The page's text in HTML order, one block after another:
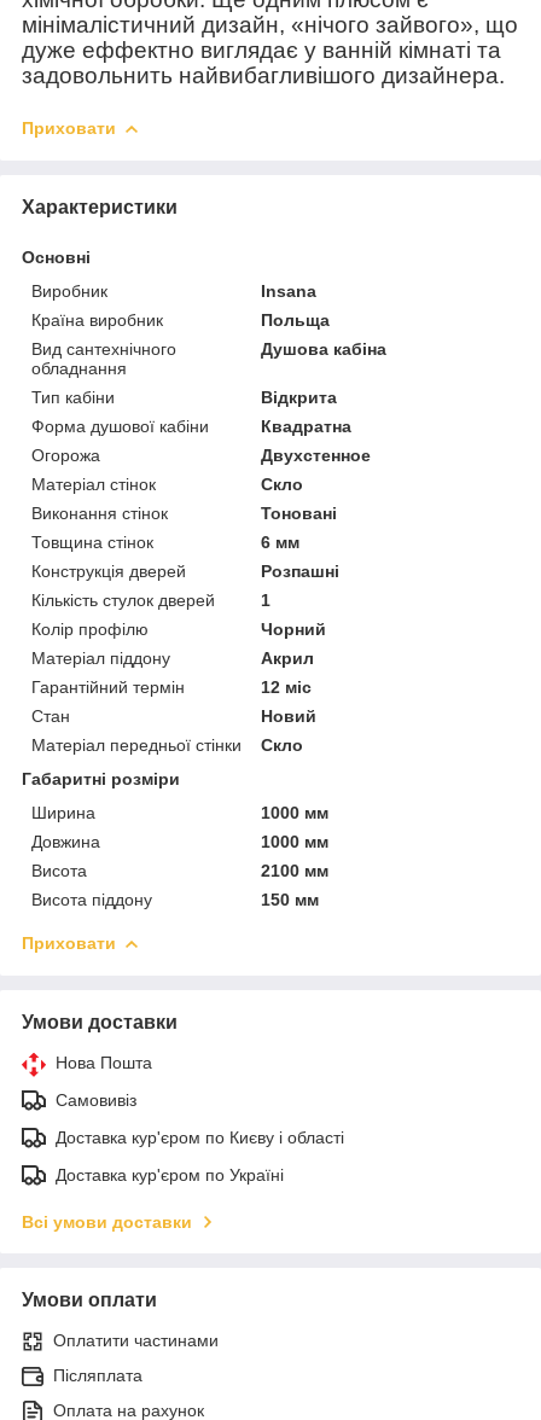
мінімалістичний дизайн, «нічого зайвого», що
дуже еффектно виглядає у ванній кімнаті та
задовольнить найвибагливішого дизайнера.
Приховати
Характеристики
Основні
Виробник
Insana
Країна виробник
Польща
Вид сантехнічного
обладнання
Душова кабіна
Тип кабіни
Відкрита
Форма душової кабіни
Квадратна
Огорожа
Двухстенное
Матеріал стінок
Скло
Виконання стінок
Тоновані
Товщина стінок
6 мм
Конструкція дверей
Розпашні
Кількість стулок дверей
1
Колір профілю
Чорний
Матеріал піддону
Акрил
Гарантійний термін
12 міс
Стан
Новий
Матеріал передньої стінки
Скло
Габаритні розміри
Ширина
1000 мм
Довжина
1000 мм
Висота
2100 мм
Висота піддону
150 мм
Приховати
Умови доставки
Нова Пошта
Самовивіз
Доставка кур'єром по Києву і області
Доставка кур'єром по Україні
Всі умови доставки
Умови оплати
Оплатити частинами
Післяплата
Оплата на рахунок